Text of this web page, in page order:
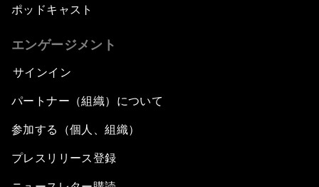
ポッドキャスト
エンゲージメント
サインイン
パートナー（組織）について
参加する（個人、組織）
プレスリリース登録